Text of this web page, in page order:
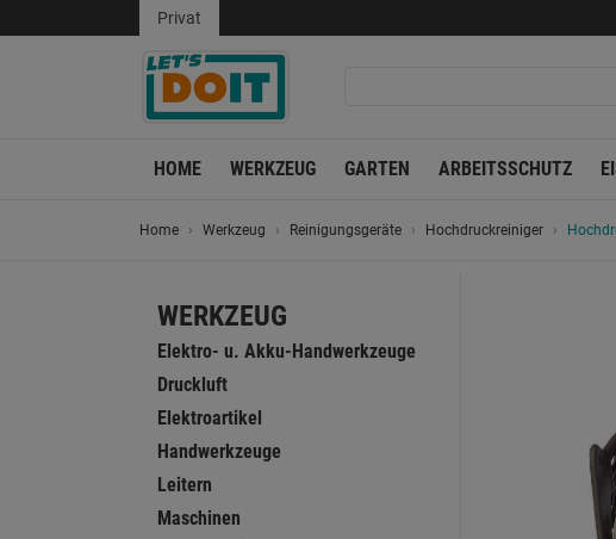
Privat
HOME WERKZEUG GARTEN ARBEITSSCHUTZ
Home Werkzeug Reinigungsgeräte Hochdruckreiniger
WERKZEUG
Elektro- u. Akku-Handwerkzeuge
Druckluft
Elektroartikel
Handwerkzeuge
Leitern
Maschinen